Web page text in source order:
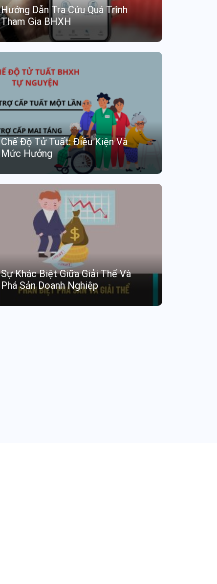
Hướng Dẫn Tra Cứu Quá Trình
Tham Gia BHXH
Chế Độ Tử Tuất: Điều Kiện Và
Mức Hưởng
Sự Khác Biệt Giữa Giải Thể Và
Phá Sản Doanh Nghiệp